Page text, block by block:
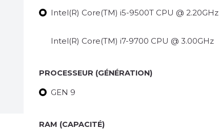
Intel(R) Core(TM) i5-9500T CPU @ 2.20GHz
Intel(R) Core(TM) i7-9700 CPU @ 3.00GHz
PROCESSEUR (GÉNÉRATION)
GEN 9
RAM (CAPACITÉ)